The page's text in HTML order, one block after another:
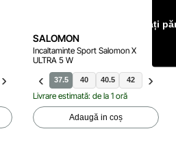
38 41.5 42 42.5
SALOMON
Incaltaminte Sport Salomon X
ULTRA 5 W
37.5 40 40.5 42 38
Livrare estimată: de la 1 oră
Adaugă in coș
Lăsați